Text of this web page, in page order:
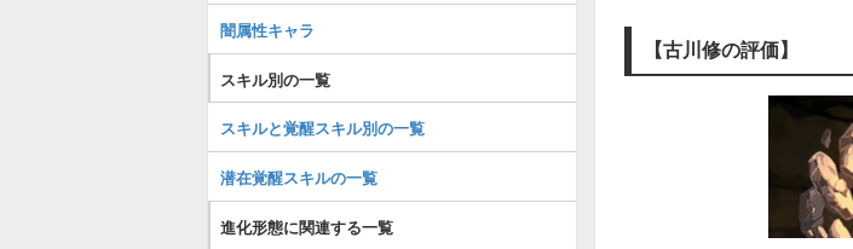
【古川修の評価】
闇属性キャラ
スキル別の一覧
スキルと覚醒スキル別の一覧
潜在覚醒スキルの一覧
進化形態に関連する一覧